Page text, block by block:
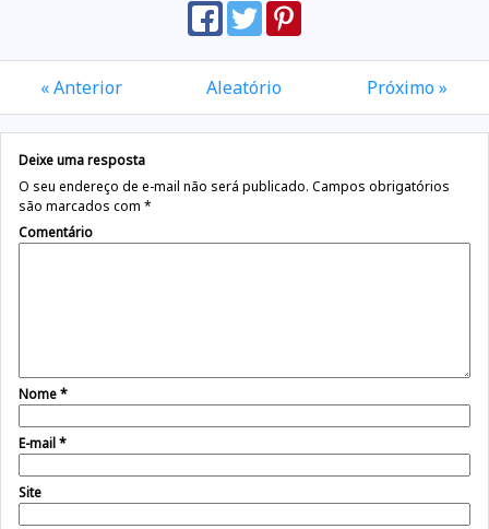
« Anterior Aleatório Próximo »
Deixe uma resposta
O seu endereço de e-mail não será publicado. Campos obrigatórios
são marcados com *
Comentário
Nome*
E-mail*
Site